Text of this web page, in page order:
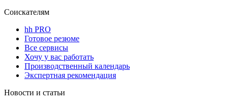
Соискателям
hh PRO
Готовое резюме
Все сервисы
Хочу у вас работать
Производственный календарь
Экспертная рекомендация
Новости и статьи